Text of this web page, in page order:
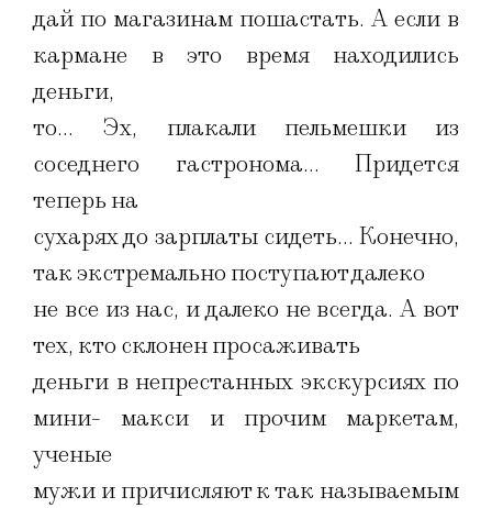
дай по магазинам пошастать. А если в
кармане в это время находились
деньги,
то… Эх, плакали пельмешки из
соседнего гастронома… Придется
теперь на
сухарях до зарплаты сидеть… Конечно,
так экстремально поступают далеко
не все из нас, и далеко не всегда. А вот
тех, кто склонен просаживать
деньги в непрестанных экскурсиях по
мини- макси и прочим маркетам,
ученые
мужи и причисляют к так называемым